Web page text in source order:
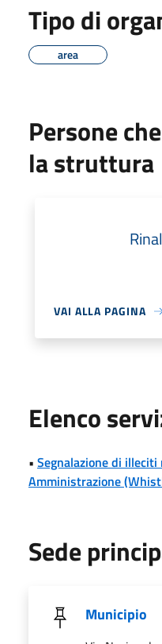
Tipo di
area
Persone
la struttura
VAI ALLA PAGINA
Elenco
• Segnalazione di
Amministrazione
Sede
Municipio